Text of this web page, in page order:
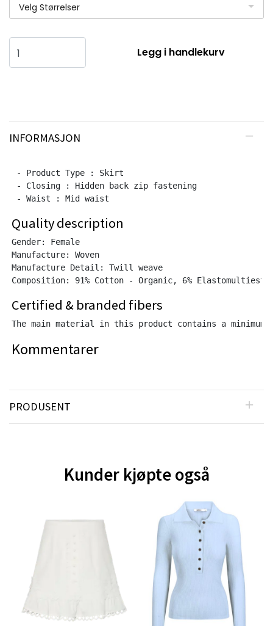
Velg Størrelser
Legg i handlekurv
INFORMASJON
- Product Type : Skirt
- Closing : Hidden back zip fastening
Quality description
Gender: Female
Manufacture: Woven
Manufacture Detail: Twill weave
Certified & branded fibers
The main material in this product contains a minimum
Kommentarer
PRODUSENT
Kunder kjøpte også